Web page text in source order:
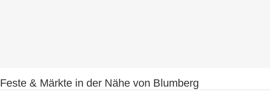
Feste & Märkte in der Nähe von Blumberg